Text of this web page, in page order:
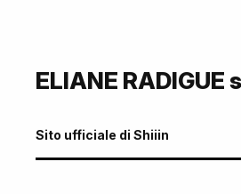
ELIANE RADIGUE
Sito ufficiale di Shiiin